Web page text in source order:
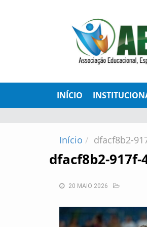
INÍCIO
Início dfacf8b2-
dfacf8b2-917f-
20 MAIO 2026